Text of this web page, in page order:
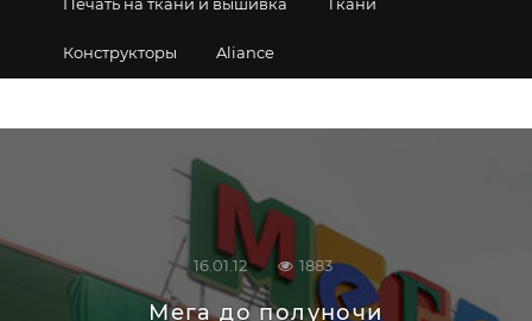
Конструкторы Aliance
16.01.12 1883
Мега до полуночи